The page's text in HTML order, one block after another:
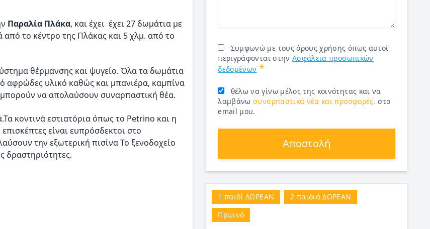
Παραλία Πλάκα, και έχει έχει 27 δωμάτια με
το κέντρο της Πλάκας και 5 χλμ. από το
θέρμανσης και ψυγείο. Όλα τα δωμάτια
αφρώδες υλικό καθώς και μπανιέρα, καμπίνα
μπορούν να απολαύσουν συναρπαστική θέα.
κοντινά εστιατόρια όπως το Petrino και η
είναι ευπρόσδεκτοι στο
την εξωτερική πισίνα Το ξενοδοχείο
δραστηριότητες.
Συμφωνώ με τους όρους χρήσης όπως αυτοί
περιγράφονται στην Ασφάλεια προσωπικών
δεδομένων *
θέλω να γίνω μέλος της κοινότητας και να
λαμβάνωσυναρπαστικά νέα και προσφορές. στο
email μου.
Αποστολή
1 παιδί ΔΩΡΕΑΝ
2 παιδιά ΔΩΡΕΑΝ
Πρωινό